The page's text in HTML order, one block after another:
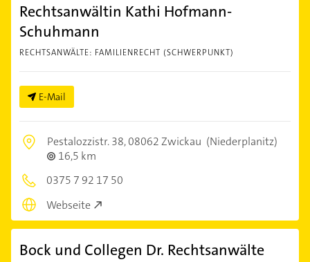
Rechtsanwältin Kathi Hofmann-
Schuhmann
RECHTSANWÄLTE: FAMILIENRECHT (SCHWERPUNKT)
E-Mail
Pestalozzistr. 38,08062 Zwickau (Niederplanitz)
16,5 km
0375 7 92 17 50
Webseite
Bock und Collegen Dr. Rechtsanwälte